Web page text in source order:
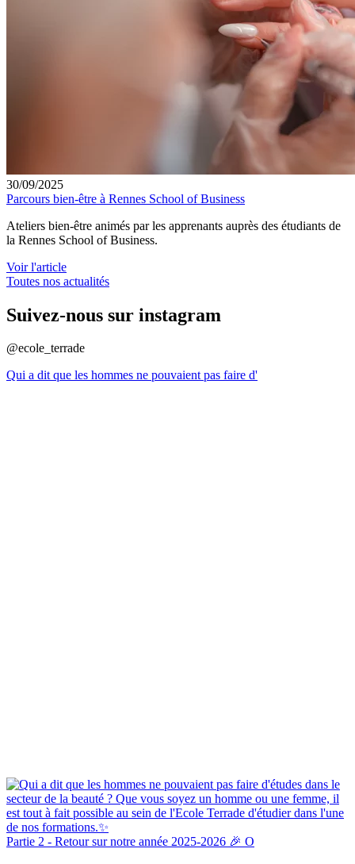
30/09/2025
Parcours bien-être à Rennes School of Business
Ateliers bien-être animés par les apprenants auprès des étudiants de
la Rennes School of Business.
Voir l'article
Toutes nos actualités
Suivez-nous sur instagram
@ecole_terrade
Qui a dit que les hommes ne pouvaient pas faire d'
Partie 2 - Retour sur notre année 2025-2026 🎉 O